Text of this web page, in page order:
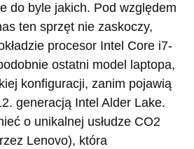
do byle jakich. Pod względem
ten sprzęt nie zaskoczy,
procesor Intel Core i7-
ostatni model laptopa,
konfiguracji, zanim pojawią
generacją Intel Alder Lake.
o unikalnej usłudze CO2
Lenovo), która